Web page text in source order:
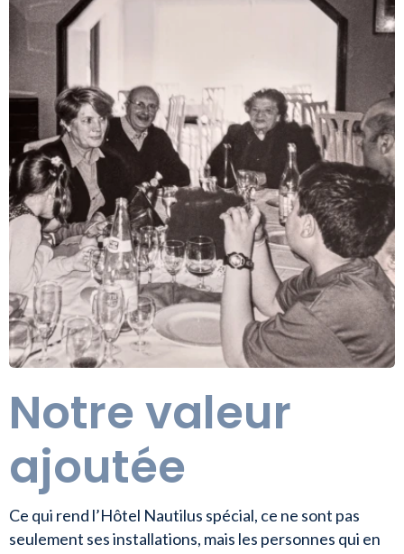
Notre valeur
ajoutée
Ce qui rend l’Hôtel Nautilus spécial, ce ne sont pas
seulement ses installations, mais les personnes qui en